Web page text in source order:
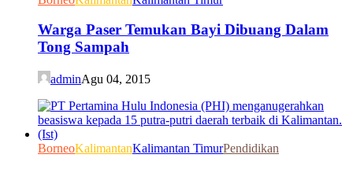
Warga Paser Temukan Bayi Dibuang Dalam
Tong Sampah
adminAgu 04, 2015
BorneoKalimantanKalimantan TimurPendidikan